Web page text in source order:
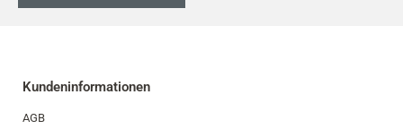
Kundeninformationen
AGB